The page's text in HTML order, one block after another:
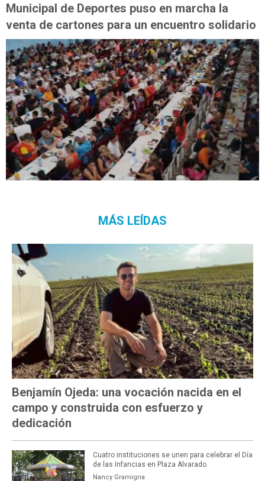
Municipal de Deportes puso en marcha la
venta de cartones para un encuentro solidario
MÁS LEÍDAS
Benjamín Ojeda: una vocación nacida en el
campo y construida con esfuerzo y
dedicación
Cuatro instituciones se unen para celebrar el Día
de las Infancias en Plaza Alvarado
Nancy Gramigna